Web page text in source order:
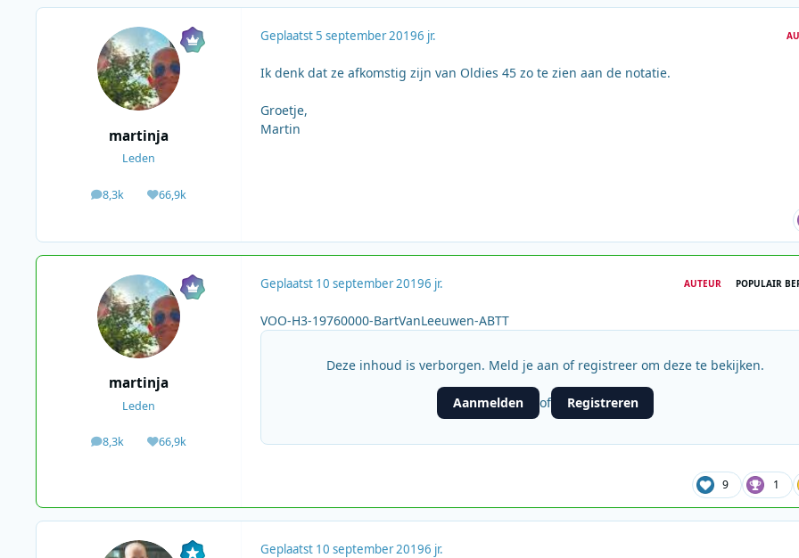
martinja
Leden
8,3k
berichten66,9k
Waardering
Geplaatst5 september 20196 jr.
Ik denk dat ze afkomstig zijn van Oldies 45 zo te zien aan de notatie.
Groetje,
Martin
martinja
Leden
8,3k
berichten66,9k
Waardering
Geplaatst 10 september 20196 jr. AUTEUR POPULAIR
VOO-H3-19760000-BartVanLeeuwen-ABTT
Deze inhoud is verborgen. Meld je aan of registreer om deze te bekijken.
Aanmelden of Registreren
9 1
Geplaatst 10 september 20196 jr.